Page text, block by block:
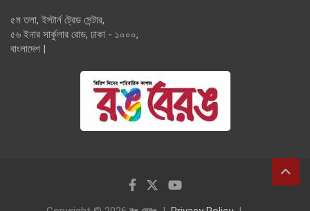
৫ম তলা, ইস্টার্ন ট্রেড সেন্টার,
৫৬ ইনার সার্কুলার রোড, ঢাকা - ১০০০,
বাংলাদেশ |